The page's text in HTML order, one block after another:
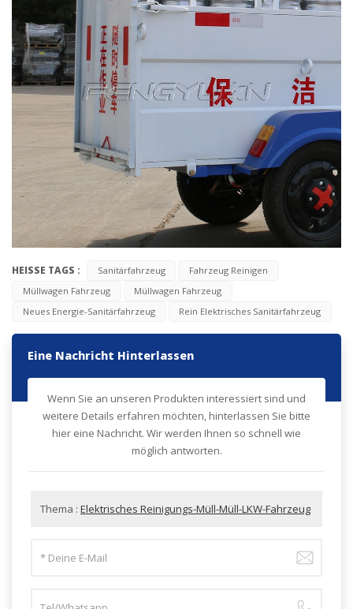
HEISSE TAGS : Sanitärfahrzeug
Fahrzeug Reinigen
Müllwagen Fahrzeug
Müllwagen Fahrzeug
Neues Energie-Sanitärfahrzeug
Rein Elektrisches Sanitärfahrzeug
Eine Nachricht Hinterlassen
Wenn Sie an unseren Produkten interessiert sind und
weitere Details erfahren möchten, hinterlassen Sie bitte
hier eine Nachricht. Wir werden Ihnen so schnell wie
möglich antworten.
Thema : Elektrisches Reinigungs-Müll-Müll-LKW-Fahrzeug